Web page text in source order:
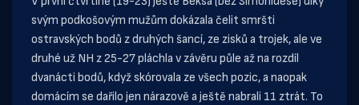
svým podkošovým mužům dokázala čelit smršti
ostravských bodů z druhých šancí, ze zisků a trojek, ale ve
druhé už NH z 25-27 pláchla v závěru půle až na rozdíl
dvanácti bodů, když skórovala ze všech pozic, a naopak
domácím se dařilo jen nárazově a ještě nabrali 11 ztrát. To